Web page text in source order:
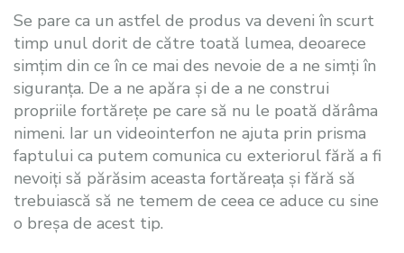
Se pare ca un astfel de produs va deveni în scurt
timp unul dorit de către toată lumea, deoarece
simțim din ce în ce mai des nevoie de a ne simți în
siguranța. De a ne apăra și de a ne construi
propriile fortărețe pe care să nu le poată dărâma
nimeni. Iar un videointerfon ne ajuta prin prisma
faptului ca putem comunica cu exteriorul fără a fi
nevoiți să părăsim aceasta fortăreața și fără să
trebuiască să ne temem de ceea ce aduce cu sine
o breșa de acest tip.